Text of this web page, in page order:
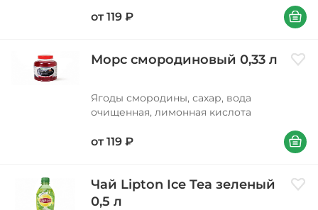
от 119 ₽ В
Морс смородиновый 0,33 л
Ягоды смородины, сахар, вода
очищенная, лимонная кислота
от 119 ₽ В
Чай Lipton Ice Tea зеленый
0,5 л